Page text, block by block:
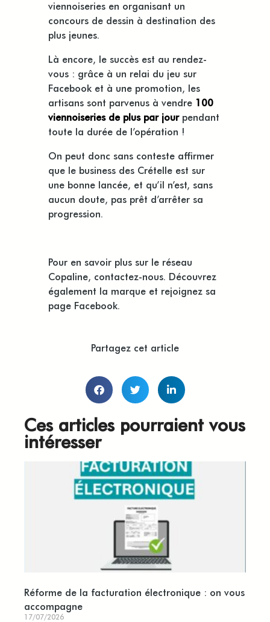
viennoiseries en organisant un
concours de dessin à destination des
plus jeunes.
Là encore, le succès est au rendez-
vous : grâce à un relai du jeu sur
Facebook et à une promotion, les
artisans sont parvenus à vendre 100
viennoiseries de plus par jourpendant
toute la durée de l’opération !
On peut donc sans conteste affirmer
que le business des Crételle est sur
une bonne lancée, et qu’il n’est, sans
aucun doute, pas prêt d’arrêter sa
progression.
Pour en savoir plus sur le réseau
Copaline, contactez-nous. Découvrez
également la marque et rejoignez sa
page Facebook.
Partagez cet article
Ces articles pourraient vous
intéresser
Réforme de la facturation électronique : on vous
accompagne
17/07/2026